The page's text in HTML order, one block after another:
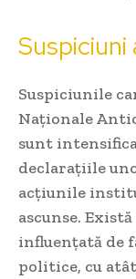
Suspiciuni
Suspiciunile
Naționale
sunt
declarațiile
acțiunile
ascunse.
influențată de
politice, cu